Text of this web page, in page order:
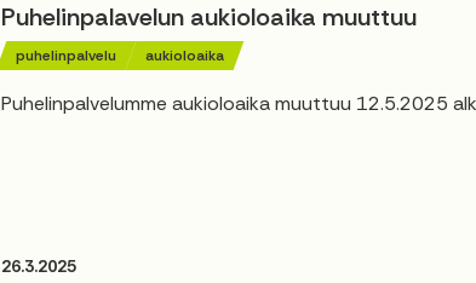
Puhelinpalavelun aukioloaika muuttuu
puhelinpalvelu aukioloaika
Puhelinpalvelumme aukioloaika muuttuu 12.5.2025
26.3.2025